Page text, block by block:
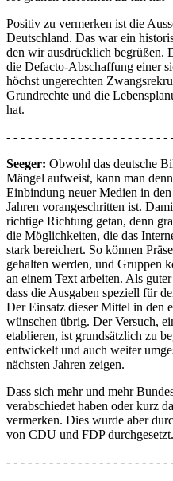
Positiv zu vermerken ist die
Deutschland. Das war ein
den wir ausdrücklich begrüßen.
die Defacto-Abschaffung einer
höchst ungerechten
Grundrechte und die
hat.
- - - - - - - - - - - - - - - - - - - - - -
Seeger: Obwohl das deutsche
Mängel aufweist, kann man
Einbindung neuer Medien in
Jahren vorangeschritten ist.
richtige Richtung getan, denn
die Möglichkeiten, die das
stark bereichert. So können
gehalten werden, und Gruppen
an einem Text arbeiten. Als
dass die Ausgaben speziell für
Der Einsatz dieser Mittel in den
wünschen übrig. Der Versuch,
etablieren, ist grundsätzlich zu
entwickelt und auch weiter
nächsten Jahren zeigen.
Dass sich mehr und mehr
verabschiedet haben oder kurz
vermerken. Dies wurde aber
von CDU und FDP durchgesetzt.
- - - - - - - - - - - - - - - - - - - - - -